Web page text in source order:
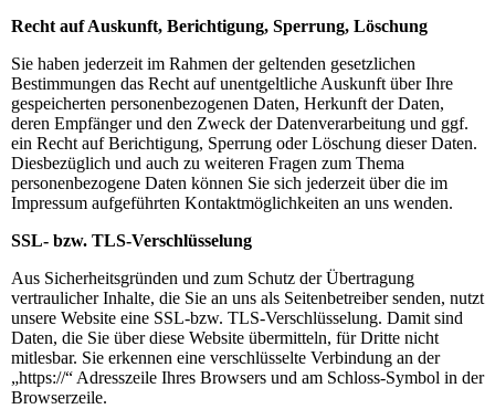
Recht auf Auskunft, Berichtigung, Sperrung, Löschung
Sie haben jederzeit im Rahmen der geltenden gesetzlichen
Bestimmungen das Recht auf unentgeltliche Auskunft über Ihre
gespeicherten personenbezogenen Daten, Herkunft der Daten,
deren Empfänger und den Zweck der Datenverarbeitung und ggf.
ein Recht auf Berichtigung, Sperrung oder Löschung dieser Daten.
Diesbezüglich und auch zu weiteren Fragen zum Thema
personenbezogene Daten können Sie sich jederzeit über die im
Impressum aufgeführten Kontaktmöglichkeiten an uns wenden.
SSL- bzw. TLS-Verschlüsselung
Aus Sicherheitsgründen und zum Schutz der Übertragung
vertraulicher Inhalte, die Sie an uns als Seitenbetreiber senden, nutzt
unsere Website eine SSL-bzw. TLS-Verschlüsselung. Damit sind
Daten, die Sie über diese Website übermitteln, für Dritte nicht
mitlesbar. Sie erkennen eine verschlüsselte Verbindung an der
„https://“ Adresszeile Ihres Browsers und am Schloss-Symbol in der
Browserzeile.